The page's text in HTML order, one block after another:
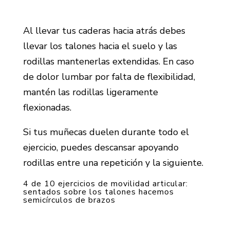
Al llevar tus caderas hacia atrás debes
llevar los talones hacia el suelo y las
rodillas mantenerlas extendidas. En caso
de dolor lumbar por falta de flexibilidad,
mantén las rodillas ligeramente
flexionadas.
Si tus muñecas duelen durante todo el
ejercicio, puedes descansar apoyando
rodillas entre una repetición y la siguiente.
4 de 10 ejercicios de movilidad articular:
sentados sobre los talones hacemos
semicírculos de brazos